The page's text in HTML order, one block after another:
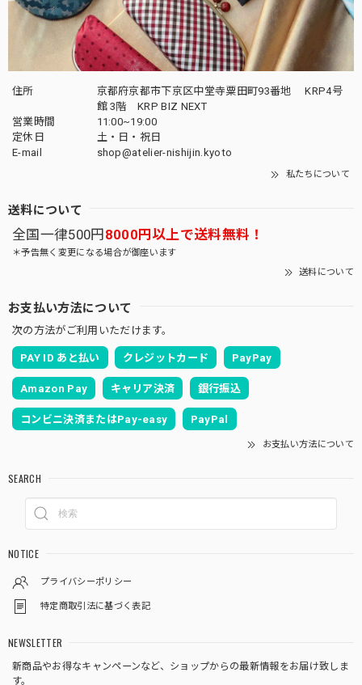
住所
京都府京都市下京区中堂寺粟田町93番地 KRP4号
館 3階 KRP BIZ NEXT
営業時間
11:00~19:00
定休日
土・日・祝日
E-mail
shop@atelier-nishijin.kyoto
私たちについて
送料について
全国一律500円8000円以上で送料無料！
＊予告無く変更になる場合が御座います
送料について
お支払い方法について
次の方法がご利用いただけます。
PAY ID あと払い クレジットカード PayPay
Amazon Pay キャリア決済 銀行振込
コンビニ決済またはPay-easy PayPal
お支払い方法について
SEARCH
NOTICE
プライバシーポリシー
特定商取引法に基づく表記
NEWSLETTER
新商品やお得なキャンペーンなど、ショップからの最新情報をお届け致しま
す。